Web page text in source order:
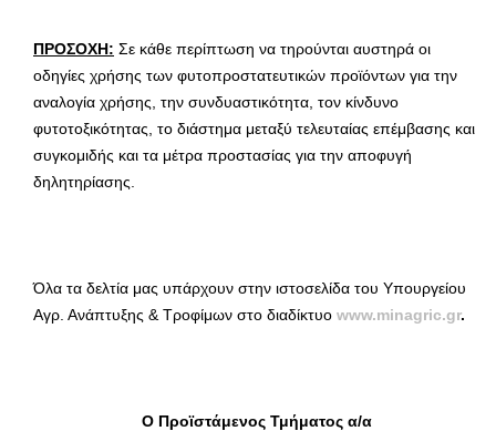
ΠΡΟΣΟΧΗ: Σε κάθε περίπτωση να τηρούνται αυστηρά οι
οδηγίες χρήσης των φυτοπροστατευτικών προϊόντων για την
αναλογία χρήσης, την συνδυαστικότητα, τον κίνδυνο
φυτοτοξικότητας, το διάστημα μεταξύ τελευταίας επέμβασης και
συγκομιδής και τα μέτρα προστασίας για την αποφυγή
δηλητηρίασης.
Όλα τα δελτία μας υπάρχουν στην ιστοσελίδα του Υπουργείου
Αγρ. Ανάπτυξης & Τροφίμων στο διαδίκτυο www.minagric.gr.
Ο Προϊστάμενος Τμήματος α/α